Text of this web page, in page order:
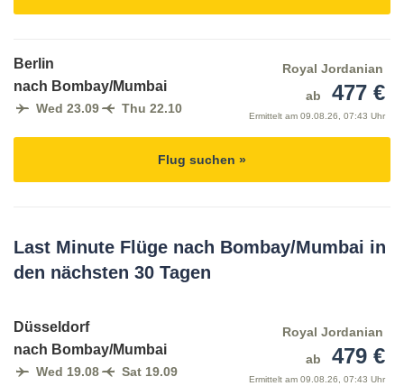
Berlin
nach Bombay/Mumbai
Wed 23.09 Thu 22.10
Royal Jordanian
ab
477 €
Ermittelt am 09.08.26, 07:43 Uhr
Flug suchen »
Last Minute Flüge nach Bombay/Mumbai in
den nächsten 30 Tagen
Düsseldorf
nach Bombay/Mumbai
Wed 19.08 Sat 19.09
Royal Jordanian
ab
479 €
Ermittelt am 09.08.26, 07:43 Uhr